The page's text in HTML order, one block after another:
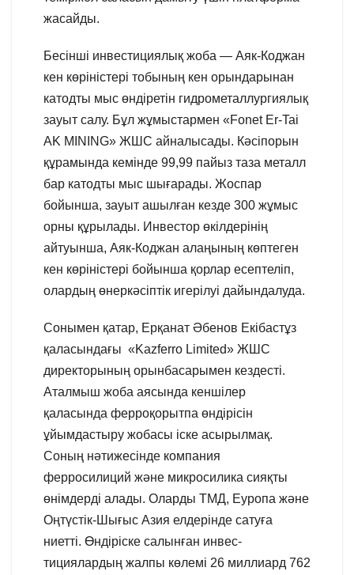
жасайды.
Бесінші инвестициялық жоба — Аяк-Коджан
кен көріністері тобының кен орындарынан
катодты мыс өндіретін гидрометаллургиялық
зауыт салу. Бұл жұмыстармен «Fonet Er-Tai
AK MINING» ЖШС айналысады. Кәсіпорын
құрамында кемінде 99,99 пайыз таза металл
бар катодты мыс шығарады. Жоспар
бойынша, зауыт ашылған кезде 300 жұмыс
орны құрылады. Инвестор өкілдерінің
айтуынша, Аяк-Коджан алаңының көптеген
кен көріністері бойынша қорлар есептеліп,
олардың өнеркәсіптік игерілуі дайындалуда.
Сонымен қатар, Ерқанат Әбенов Екібастұз
қаласындағы «Kazferro Limited» ЖШС
директорының орынбасарымен кездесті.
Аталмыш жоба аясында кеншілер
қаласында ферроқорытпа өндірісін
ұйымдастыру жобасы іске асырылмақ.
Соның нәтижесінде компания
ферросилиций және микросилика сияқты
өнімдерді алады. Оларды ТМД, Еуропа және
Оңтүстік-Шығыс Азия елдерінде сатуға
ниетті. Өндіріске салынған инвес-
тициялардың жалпы көлемі 26 миллиард 762